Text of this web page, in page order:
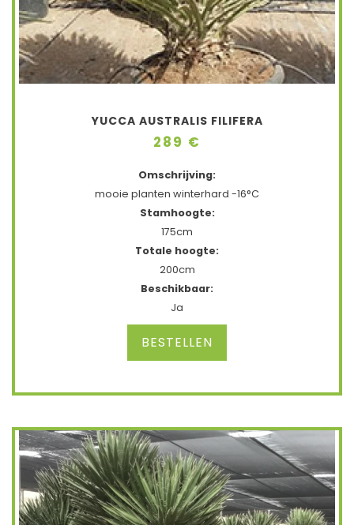
YUCCA AUSTRALIS FILIFERA
289 €
Omschrijving:
mooie planten winterhard -16°C
Stamhoogte:
175cm
Totale hoogte:
200cm
Beschikbaar:
Ja
BESTELLEN